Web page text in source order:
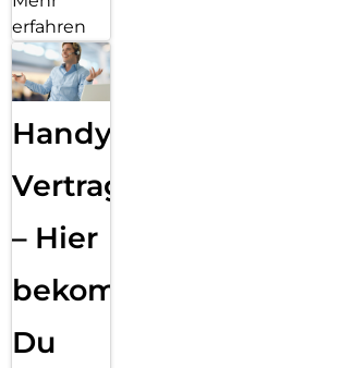
erfahren
Handy
Vertragsabwicklung
– Hier
bekommst
Du